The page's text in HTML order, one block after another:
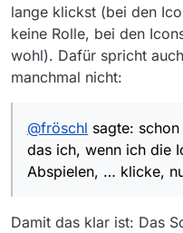
lange klickst (bei den
keine Rolle, bei den
wohl). Dafür spricht
manchmal nicht:
@fröschl sagte:
das ich, wenn ich die
Abspielen, … klicke,
Damit das klar ist: Das